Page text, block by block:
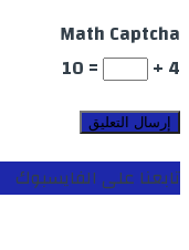
Math Captcha
4 +
= 10
تابعنا على الفايسبوك